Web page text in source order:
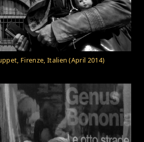
Firenze, Italien (April 2014)